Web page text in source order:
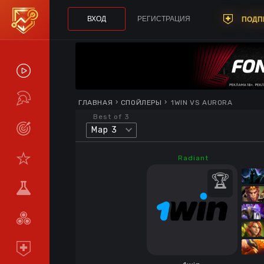
ТУРНИРЫ
LIVE
СРАВНИТЬ
ВХОД РЕГИСТРАЦИЯ
ГЛАВНАЯ СПОЙЛЕРЫ 1WIN VS AURORA
Best of 3
Map 3
Radiant